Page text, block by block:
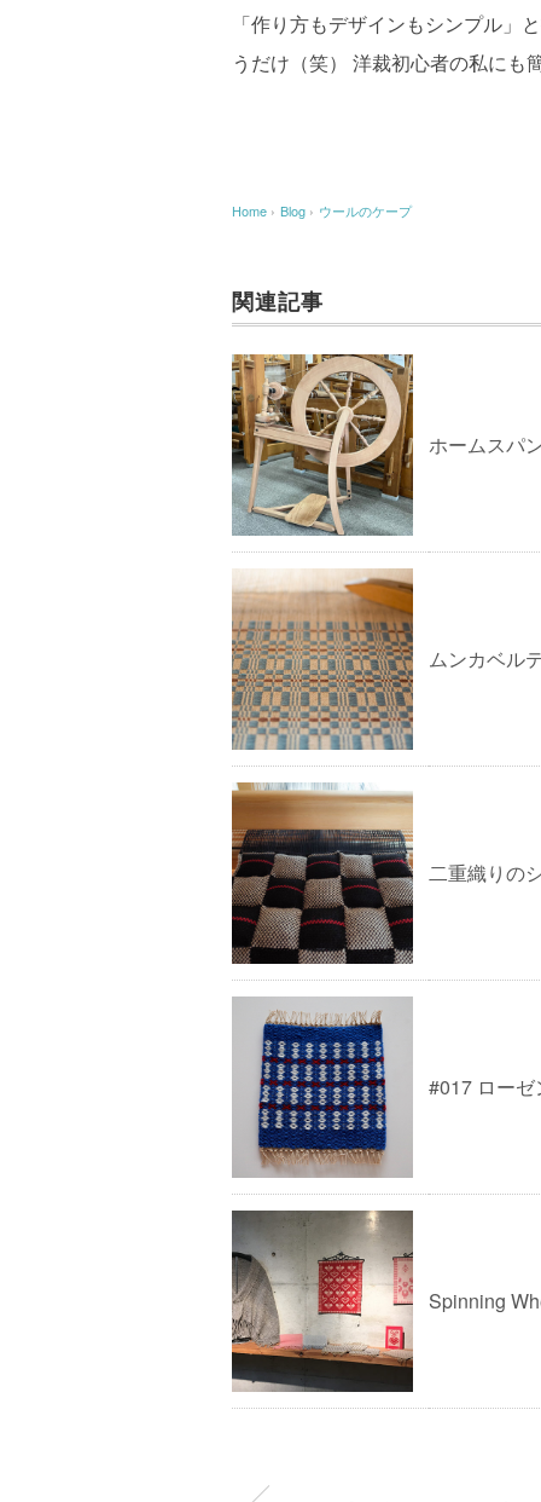
「作り方もデザインもシンプル」
うだけ（笑） 洋裁初心者の私に
Home › Blog › ウールのケープ
関連記事
ホームスパ
ムンカベル
二重織りの
#017 ローゼ
Spinning